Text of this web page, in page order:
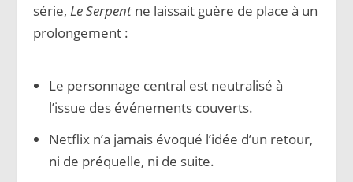
série,Le Serpent ne laissait guère de place à un
prolongement :
Le personnage central est neutralisé à
l’issue des événements couverts.
Netflix n’a jamais évoqué l’idée d’un retour,
ni de préquelle, ni de suite.